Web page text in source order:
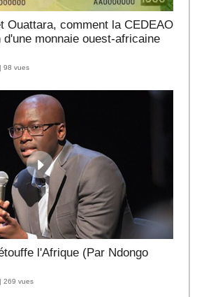
Ouattara, comment la CEDEAO
monnaie ouest-africaine
98 vues
l'Afrique (Par Ndongo
269 vues